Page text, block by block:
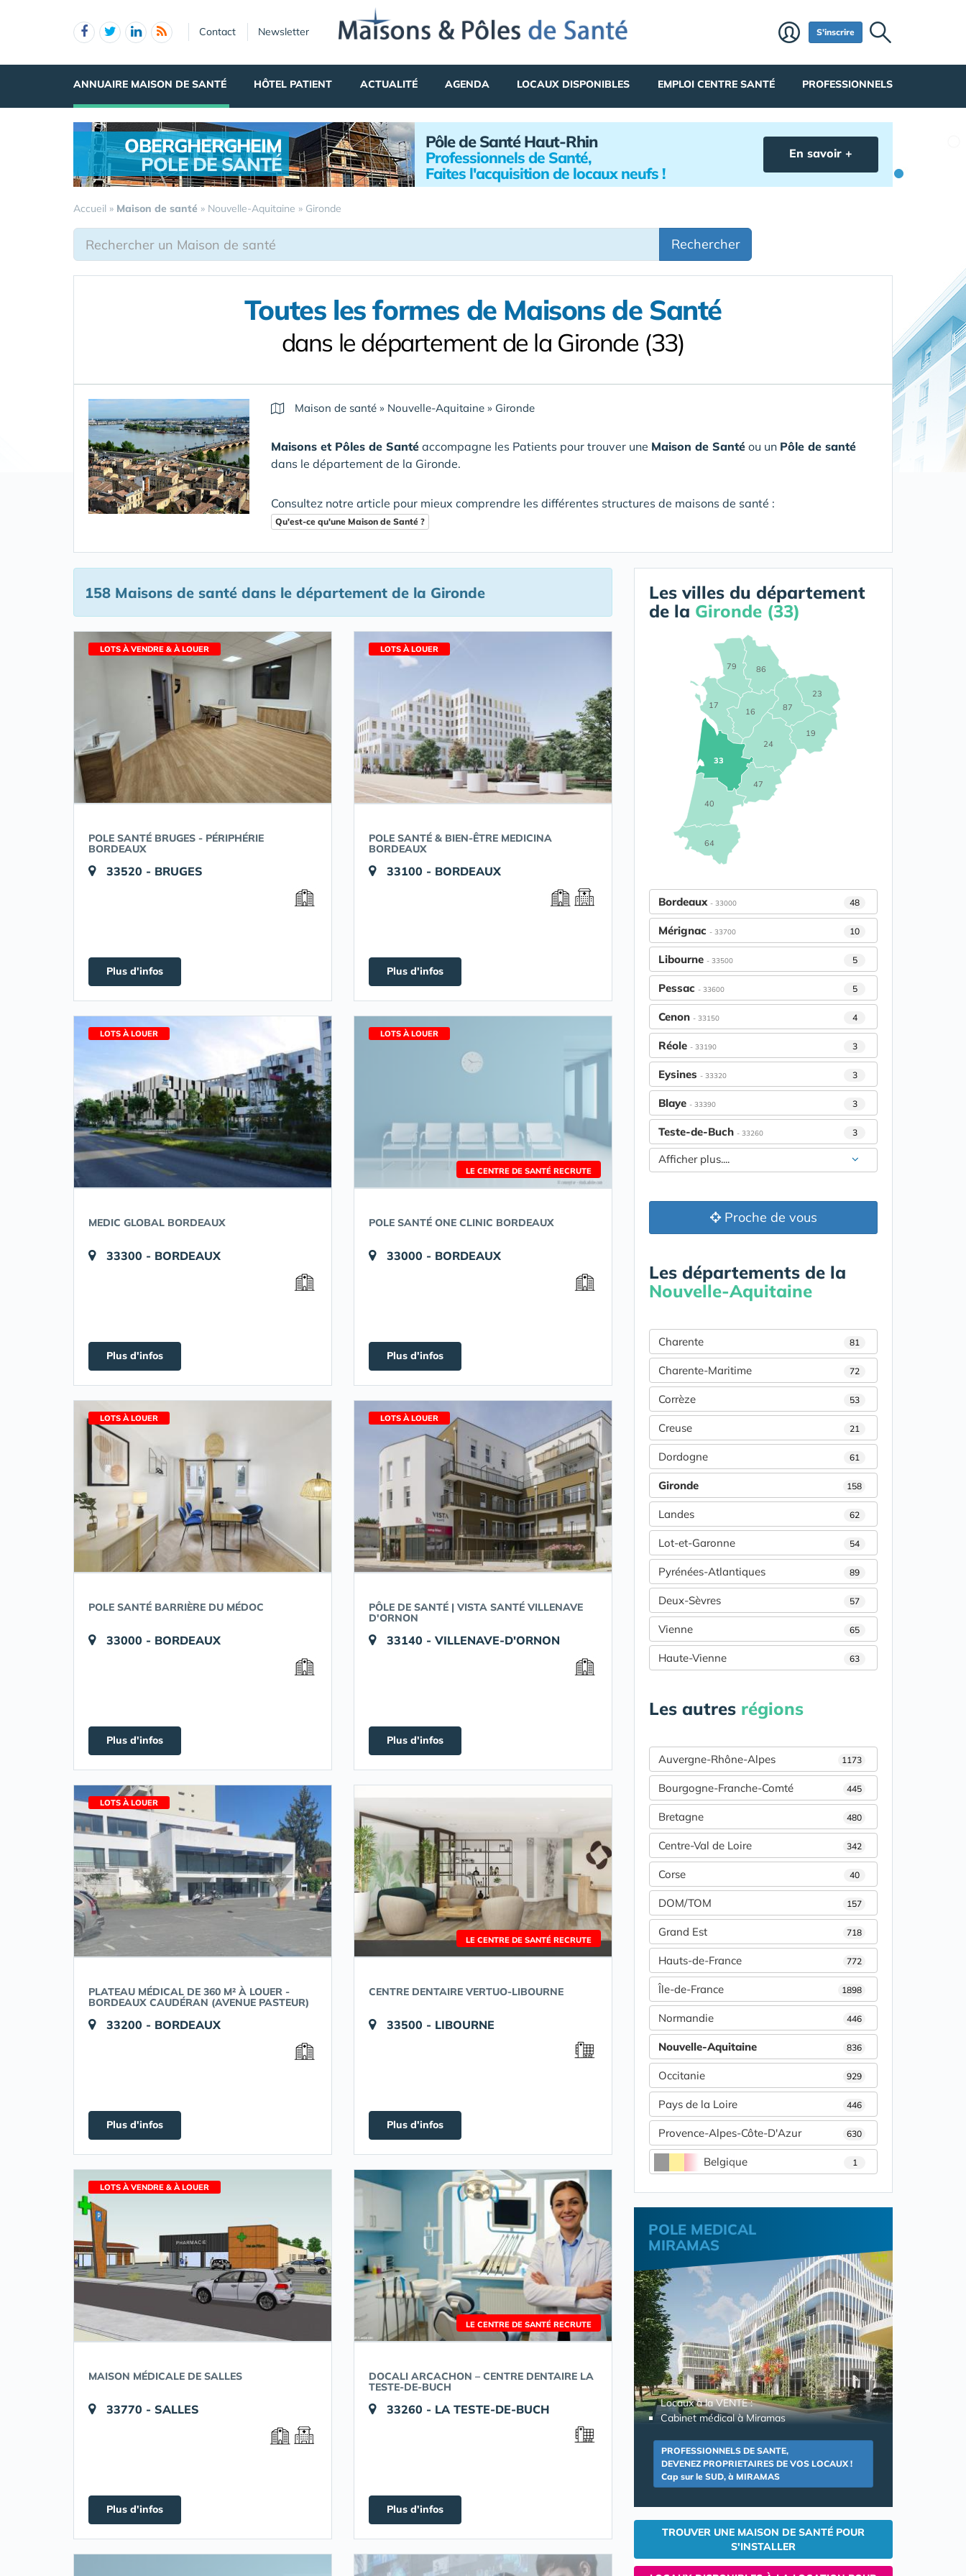
Contact Newsletter S'inscrire
ANNUAIRE MAISON DE SANTÉ HÔTEL PATIENT ACTUALITÉ AGENDA LOCAUX DISPONIBLES EMPLOI CENTRE SANTÉ PROFESSIONNELS
OBERGHERGHEIM
POLE DE SANTÉ
Pôle de Santé Haut-Rhin
Professionnels de Santé,
Faites l'acquisition de locaux neufs !
En savoir +
Accueil » Maison de santé » Nouvelle-Aquitaine » Gironde
Rechercher
Toutes les formes de Maisons de Santé
dans le département de la Gironde (33)
Maison de santé » Nouvelle-Aquitaine » Gironde
Maisons et Pôles de Santé accompagne les Patients pour trouver une Maison de Santé ou un Pôle de santé
dans le département de la Gironde.
Consultez notre article pour mieux comprendre les différentes structures de maisons de santé :
Qu'est-ce qu'une Maison de Santé ?
158 Maisons de santé dans le département de la Gironde
LOTS À VENDRE & À LOUER
POLE SANTÉ BRUGES - PÉRIPHÉRIE
BORDEAUX
33520 - BRUGES
Plus d'infos
LOTS À LOUER
POLE SANTÉ & BIEN-ÊTRE MEDICINA
BORDEAUX
33100 - BORDEAUX
Plus d'infos
LOTS À LOUER
MEDIC GLOBAL BORDEAUX
33300 - BORDEAUX
Plus d'infos
LE CENTRE DE SANTÉ RECRUTE
LOTS À LOUER
POLE SANTÉ ONE CLINIC BORDEAUX
33000 - BORDEAUX
Plus d'infos
LOTS À LOUER
POLE SANTÉ BARRIÈRE DU MÉDOC
33000 - BORDEAUX
Plus d'infos
LOTS À LOUER
PÔLE DE SANTÉ | VISTA SANTÉ VILLENAVE
D'ORNON
33140 - VILLENAVE-D'ORNON
Plus d'infos
LOTS À LOUER
PLATEAU MÉDICAL DE 360 M² À LOUER -
BORDEAUX CAUDÉRAN (AVENUE PASTEUR)
33200 - BORDEAUX
Plus d'infos
LE CENTRE DE SANTÉ RECRUTE
CENTRE DENTAIRE VERTUO-LIBOURNE
33500 - LIBOURNE
Plus d'infos
LOTS À VENDRE & À LOUER
MAISON MÉDICALE DE SALLES
33770 - SALLES
Plus d'infos
LE CENTRE DE SANTÉ RECRUTE
DOCALI ARCACHON – CENTRE DENTAIRE LA
TESTE-DE-BUCH
33260 - LA TESTE-DE-BUCH
Plus d'infos
Les villes du département
de la Gironde (33)
16
17
19
23
24
33
40
47
64
79 86
87
Bordeaux - 33000 48
Mérignac - 33700 10
Libourne - 33500 5
Pessac - 33600 5
Cenon - 33150 4
Réole - 33190 3
Eysines - 33320 3
Blaye - 33390 3
Teste-de-Buch - 33260 3
Afficher plus....
Proche de vous
Les départements de la
Nouvelle-Aquitaine
Charente 81
Charente-Maritime 72
Corrèze 53
Creuse 21
Dordogne 61
Gironde 158
Landes 62
Lot-et-Garonne 54
Pyrénées-Atlantiques 89
Deux-Sèvres 57
Vienne 65
Haute-Vienne 63
Les autres régions
Auvergne-Rhône-Alpes 1173
Bourgogne-Franche-Comté 445
Bretagne 480
Centre-Val de Loire 342
Corse 40
DOM/TOM 157
Grand Est 718
Hauts-de-France 772
Île-de-France 1898
Normandie 446
Nouvelle-Aquitaine 836
Occitanie 929
Pays de la Loire 446
Provence-Alpes-Côte-D'Azur 630
Belgique 1
POLE MEDICAL
MIRAMAS
Locaux à la VENTE :
Cabinet médical à Miramas
PROFESSIONNELS DE SANTE,
DEVENEZ PROPRIETAIRES DE VOS LOCAUX !
Cap sur le SUD, à MIRAMAS
TROUVER UNE MAISON DE SANTÉ POUR
S'INSTALLER